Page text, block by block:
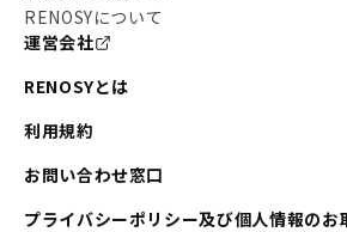
RENOSYについて
運営会社
RENOSYとは
利用規約
お問い合わせ窓口
プライバシーポリシー及び個人情報のお